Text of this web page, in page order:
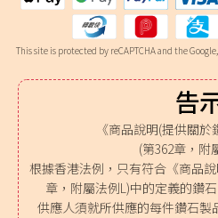
This site is protected by reCAPTCHA and the Google,
告
《商品說明(提供關於
(第362章，附
根據香港法例，只有符合《商品
章，附屬法例L)中的定義的鑽
供應人須就所供應的每件鑽石製